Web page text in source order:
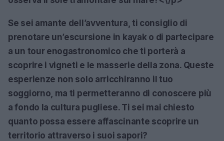
Se sei amante dell’avventura, ti consiglio di
prenotare un’escursione in kayak o di partecipare
a un tour enogastronomico che ti porterà a
scoprire i vigneti e le masserie della zona. Queste
esperienze non solo arricchiranno il tuo
soggiorno, ma ti permetteranno di conoscere più
a fondo la cultura pugliese. Ti sei mai chiesto
quanto possa essere affascinante scoprire un
territorio attraverso i suoi sapori?